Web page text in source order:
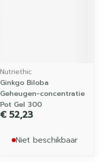
Nutriethic
Ginkgo Biloba
Geheugen-concentratie
Pot Gel 300
€ 52,23
Niet beschikbaar